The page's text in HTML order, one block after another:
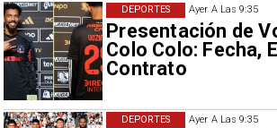
Ayer A Las 9:35
Presentación de
Colo Colo: Fecha,
Contrato
DEPORTES
Ayer A Las 9:35
DEPORTES